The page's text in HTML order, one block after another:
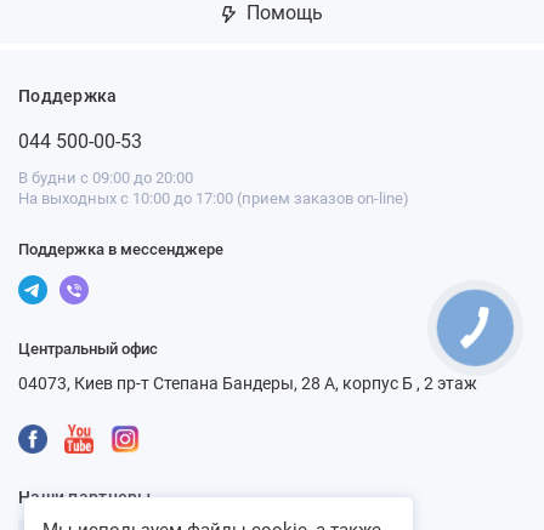
Помощь
Поддержка
044 500-00-53
В будни с 09:00 до 20:00
На выходных с 10:00 до 17:00 (прием заказов on-line)
Поддержка в мессенджере
Центральный офис
04073, Киев пр-т Степана Бандеры, 28 А, корпус Б , 2 этаж
Наши партнеры